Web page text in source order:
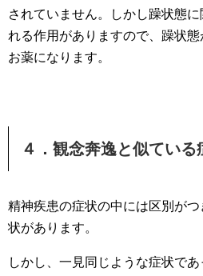
されていません。しかし躁状態
れる作用がありますので、躁状
お薬になります。
４．観念奔逸と似ている
精神疾患の症状の中には区別が
状があります。
しかし、一見同じような症状で